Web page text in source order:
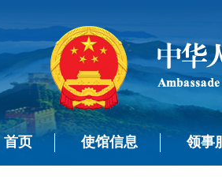
首页 使馆信息 领事